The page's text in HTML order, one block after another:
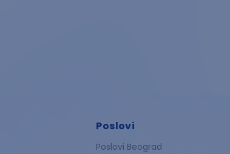
Poslovi
Poslovi Beograd